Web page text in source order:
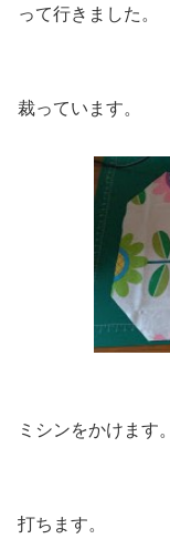
って行きました。
縫い代
裁っています。
中表にし
ミシンをかけます。
布がず
打ちます。